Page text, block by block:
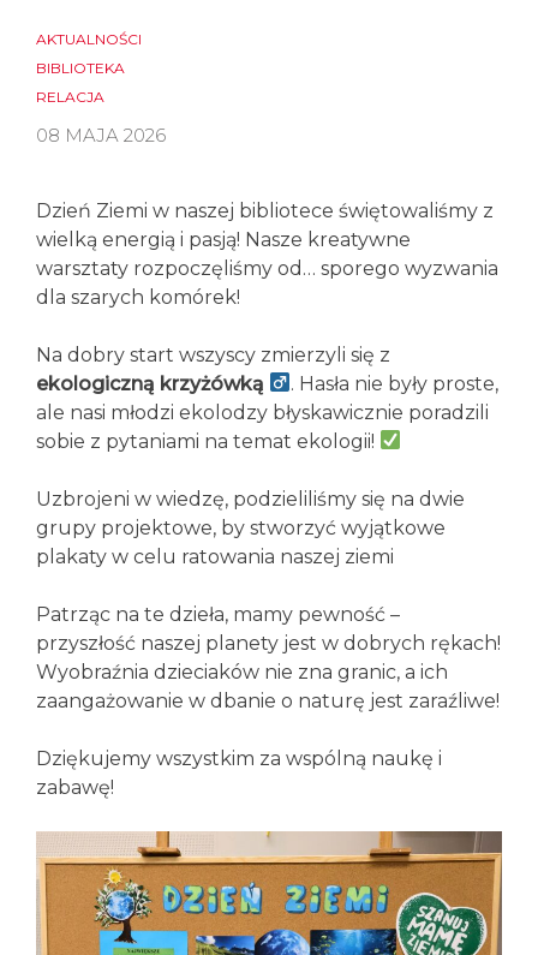
AKTUALNOŚCI
BIBLIOTEKA
RELACJA
08 MAJA 2026
Dzień Ziemi w naszej bibliotece świętowaliśmy z
wielką energią i pasją! Nasze kreatywne
warsztaty rozpoczęliśmy od… sporego wyzwania
dla szarych komórek!
Na dobry start wszyscy zmierzyli się z
ekologiczną krzyżówką
. Hasła nie były proste,
ale nasi młodzi ekolodzy błyskawicznie poradzili
sobie z pytaniami na temat ekologii!
Uzbrojeni w wiedzę, podzieliliśmy się na dwie
grupy projektowe, by stworzyć wyjątkowe
plakaty w celu ratowania naszej ziemi️
Patrząc na te dzieła, mamy pewność –
przyszłość naszej planety jest w dobrych rękach!
Wyobraźnia dzieciaków nie zna granic, a ich
zaangażowanie w dbanie o naturę jest zaraźliwe!
Dziękujemy wszystkim za wspólną naukę i
zabawę!